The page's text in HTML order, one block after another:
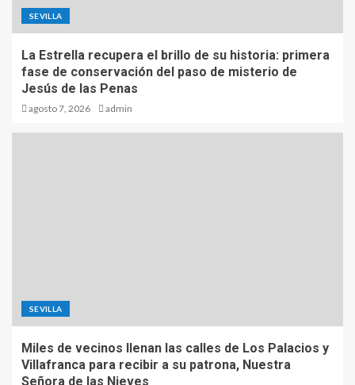
SEVILLA
La Estrella recupera el brillo de su historia: primera
fase de conservación del paso de misterio de
Jesús de las Penas
agosto 7, 2026 admin
SEVILLA
Miles de vecinos llenan las calles de Los Palacios y
Villafranca para recibir a su patrona, Nuestra
Señora de las Nieves